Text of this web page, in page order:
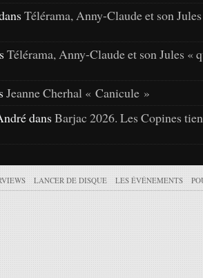
Télérama, Anny-Claude et son
Télérama, Anny-Claude et son Jules «
Jeanne Cherhal « Canicule »
dans Barjac 2026. Les Copines
LANCER DE DISQUE LES ÉVÉNEMENTS